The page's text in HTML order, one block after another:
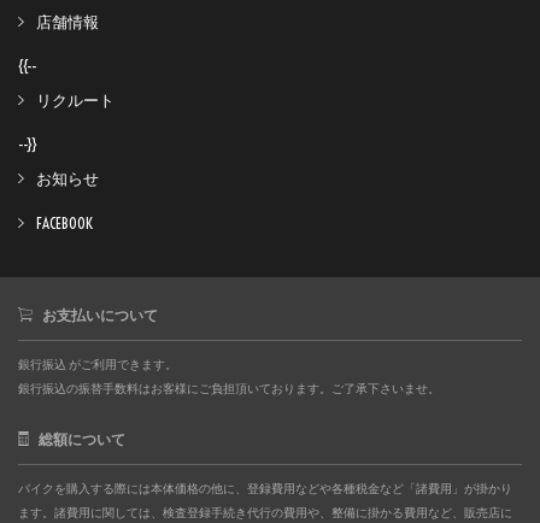
店舗情報
{{--
リクルート
--}}
お知らせ
FACEBOOK
お支払いについて
銀行振込 がご利用できます。
銀行振込の振替手数料はお客様にご負担頂いております。ご了承下さいませ。
総額について
バイクを購入する際には本体価格の他に、登録費用などや各種税金など「諸費用」が掛かり
ます。諸費用に関しては、検査登録手続き代行の費用や、整備に掛かる費用など、販売店に